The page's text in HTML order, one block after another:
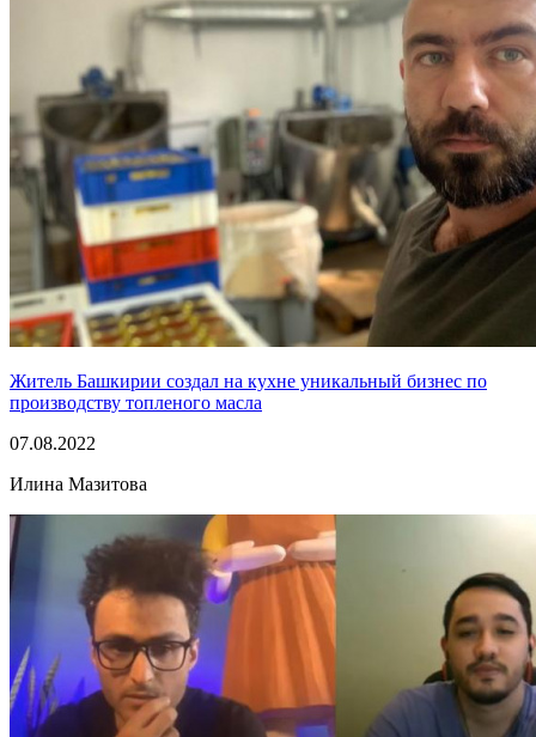
Житель Башкирии создал на кухне уникальный бизнес по
производству топленого масла
07.08.2022
Илина Мазитова